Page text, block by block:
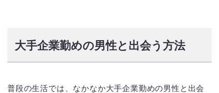
大手企業勤めの男性と出会う方法
普段の生活では、なかなか大手企業勤めの男性と出会